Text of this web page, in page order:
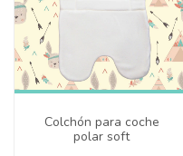
Colchón para coche
polar soft